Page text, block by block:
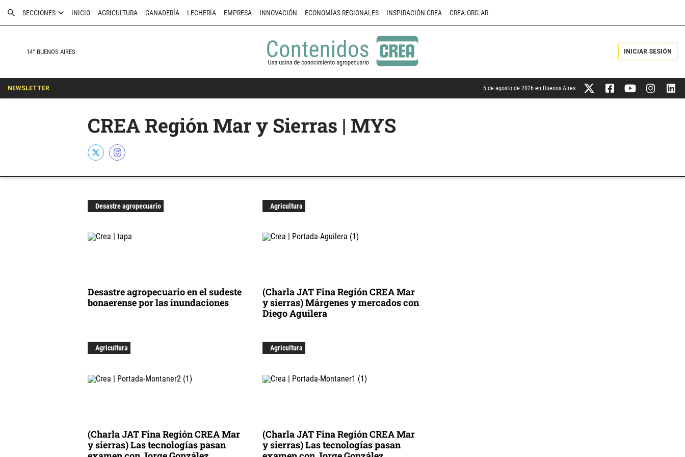
SECCIONES INICIO AGRICULTURA GANADERÍA LECHERÍA EMPRESA INNOVACIÓN ECONOMÍAS REGIONALES INSPIRACIÓN CREA CREA.ORG.AR
14° BUENOS AIRES INICIAR SESIÓN
NEWSLETTER 5 de agosto de 2026 en Buenos Aires
CREA Región Mar y Sierras | MYS
Desastre agropecuario
Desastre agropecuario en el sudeste
bonaerense por las inundaciones
Agricultura
(Charla JAT Fina Región CREA Mar
y sierras) Márgenes y mercados con
Diego Aguilera
Agricultura
(Charla JAT Fina Región CREA Mar
y sierras) Las tecnologías pasan
Agricultura
(Charla JAT Fina Región CREA Mar
y sierras) Las tecnologías pasan